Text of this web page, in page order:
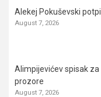
Alekej Pokuševski
August 7, 2026
Alimpijevićev spisak za
prozore
August 7, 2026